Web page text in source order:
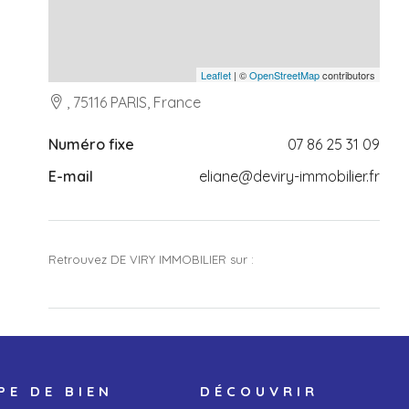
Leaflet | ©OpenStreetMapcontributors
, 75116 PARIS, France
Numéro fixe
07 86 25 31 09
E-mail
eliane@deviry-immobilier.fr
Retrouvez DE VIRY IMMOBILIER sur :
DE BIEN DÉCOUVRIR